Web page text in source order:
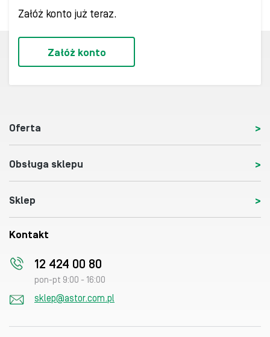
Załóż konto już teraz.
Załóż konto
Oferta
Obsługa sklepu
Sklep
Kontakt
12 424 00 80
pon-pt 9:00 - 16:00
sklep@astor.com.pl